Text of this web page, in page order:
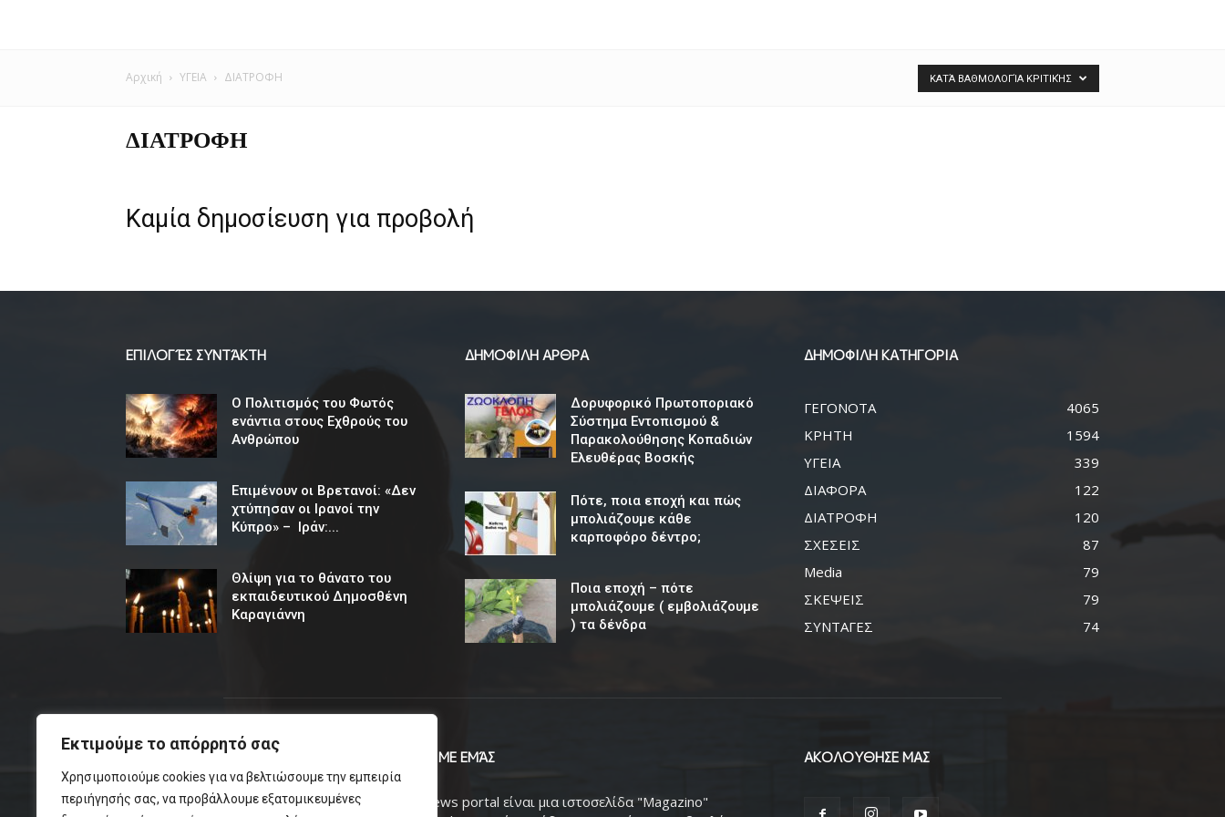
Εκτιμούμε το απόρρητό σας
Χρησιμοποιούμε cookies για να βελτιώσουμε την εμπειρία
περιήγησής σας, να προβάλλουμε εξατομικευμένες
Αρχική ΥΓΕΙΑ ΔΙΑΤΡΟΦΗ ΚΑΤΆ ΒΑΘΜΟΛΟΓΊΑ ΚΡΙΤΙΚΉΣ
ΔΙΑΤΡΟΦΗ
Καμία δημοσίευση για προβολή
ΕΠΙΛΟΓΈΣ ΣΥΝΤΆΚΤΗ
Ο Πολιτισμός του Φωτός
ενάντια στους Εχθρούς του
Ανθρώπου
Επιμένουν οι Βρετανοί: «Δεν
χτύπησαν οι Ιρανοί την
Κύπρο» – Ιράν:...
Θλίψη για το θάνατο του
εκπαιδευτικού Δημοσθένη
Καραγιάννη
ΔΗΜΟΦΙΛΗ ΑΡΘΡΑ
Δορυφορικό Πρωτοποριακό
Σύστημα Εντοπισμού &
Παρακολούθησης Κοπαδιών
Ελευθέρας Βοσκής
Πότε, ποια εποχή και πώς
μπολιάζουμε κάθε
καρποφόρο δέντρο;
Ποια εποχή – πότε
μπολιάζουμε ( εμβολιάζουμε
) τα δένδρα
ΔΗΜΟΦΙΛΗ ΚΑΤΗΓΟΡΙΑ
ΓΕΓΟΝΟΤΑ
4065
ΚΡΗΤΗ
1594
ΥΓΕΙΑ
339
ΔΙΑΦΟΡΑ
122
ΔΙΑΤΡΟΦΗ
120
ΣΧΕΣΕΙΣ
87
Media
79
ΣΚΕΨΕΙΣ
79
ΣΥΝΤΑΓΕΣ
74
ΣΧΕΤΙΚΆ ΜΕ ΕΜΆΣ
To ForNews portal είναι μια ιστοσελίδα "Μagazino"
ΑΚΟΛΟΥΘΗΣΕ ΜΑΣ